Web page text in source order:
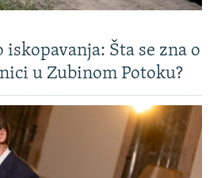
iskopavanja: Šta se zna o
u Zubinom Potoku?